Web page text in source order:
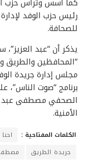
رئيس حزب الوفد
للصحافة.
يذكر أن “عبد
“المحافظين
مجلس إدارة جريدة
برنامج “صوت الناس”،
الصحفي مصطفى عبد
الأمنية.
الكلمات المفتاحية :
جريدة الطريق